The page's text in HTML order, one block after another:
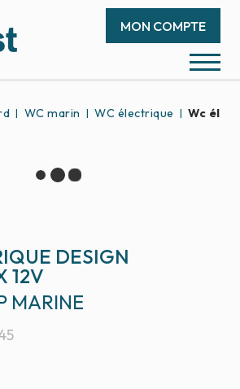
MON COMPTE
WC marin WC électrique Wc
DESIGN
12V
MARINE